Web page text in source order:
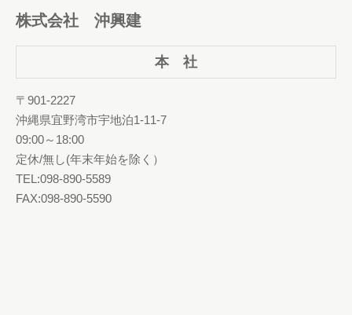
株式会社 沖興建
本 社
〒901-2227
沖縄県宜野湾市宇地泊1-11-7
09:00～18:00
定休/無し(年末年始を除く）
TEL:098-890-5589
FAX:098-890-5590